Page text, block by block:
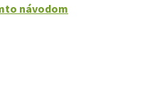
návodom